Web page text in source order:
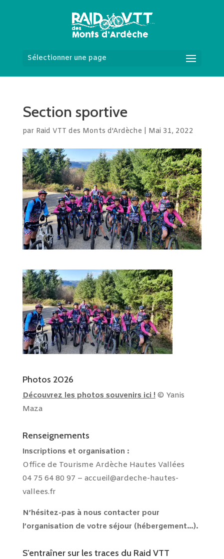
Sélectionner une page
Section sportive
par Raid VTT des Monts d'Ardèche Mai 31, 2022
Photos 2026
Découvrez les photos souvenirs ici ! © Yanis
Maza
Renseignements
Inscriptions et organisation :
Office de Tourisme Ardèche Hautes Vallées
04 75 64 80 97 – accueil@ardeche-hautes-
vallees.fr
N’hésitez-pas à nous contacter pour
l’organisation de votre séjour (hébergement…).
S’entraîner sur les traces du Raid VTT